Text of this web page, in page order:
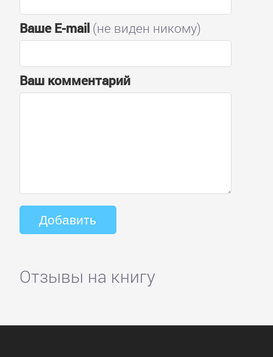
Ваше E-mail(не виден никому)
Ваш комментарий
Отзывы на книгу